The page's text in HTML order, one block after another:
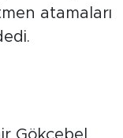
atamaları